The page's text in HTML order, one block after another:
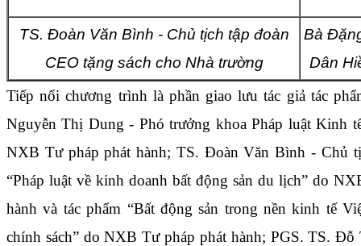
TS. Đoàn Văn Bình - Chủ tịch tập đoàn
CEO tặng sách cho Nhà trường
Bà
Dân
Tiếp nối chương trình là phần giao lưu tác giả tác
Nguyễn Thị Dung - Phó trưởng khoa Pháp luật Kinh
NXB Tư pháp phát hành; TS. Đoàn Văn Bình - Chủ
“Pháp luật về kinh doanh bất động sản du lịch” do
hành và tác phẩm “Bất động sản trong nền kinh tế
chính sách” do NXB Tư pháp phát hành; PGS. TS.